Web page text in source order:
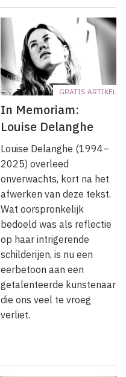
GRATIS ARTIKEL
In Memoriam:
Louise Delanghe
Louise Delanghe (1994–
2025) overleed
onverwachts, kort na het
afwerken van deze tekst.
Wat oorspronkelijk
bedoeld was als reflectie
op haar intrigerende
schilderijen, is nu een
eerbetoon aan een
getalenteerde kunstenaar
die ons veel te vroeg
verliet.